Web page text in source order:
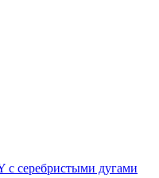
серебристыми дугами